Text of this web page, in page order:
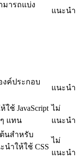
ารถแบ่ง
แนะนำ
ค์ประกอบ
แนะนำ
ใช้ JavaScript
แทน
ไม่
แนะนำ
นสำหรับ
ำให้ใช้ CSS
ไม่
แนะนำ